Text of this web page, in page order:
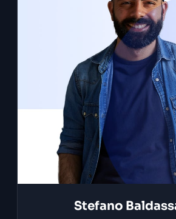
Stefano